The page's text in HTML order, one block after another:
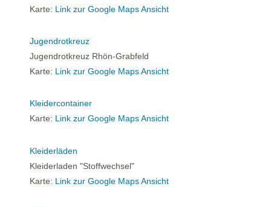
Karte: Link zur Google Maps Ansicht
Jugendrotkreuz
Jugendrotkreuz Rhön-Grabfeld
Karte: Link zur Google Maps Ansicht
Kleidercontainer
Karte: Link zur Google Maps Ansicht
Kleiderläden
Kleiderladen "Stoffwechsel"
Karte: Link zur Google Maps Ansicht